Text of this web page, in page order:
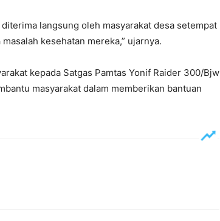
langsung oleh masyarakat desa setempat
kesehatan mereka,” ujarnya.
kepada Satgas Pamtas Yonif Raider 300/Bjw
masyarakat dalam memberikan bantuan